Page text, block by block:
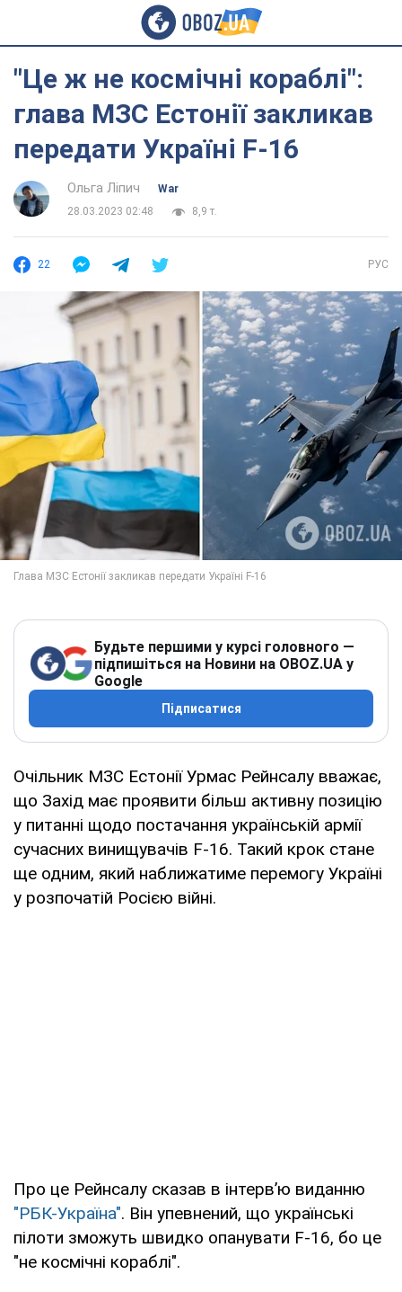
"Це ж не космічні кораблі":
глава МЗС Естонії закликав
передати Україні F-16
Ольга Ліпич
War
28.03.2023 02:48
8,9 т.
22 РУС
Будьте першими у курсі головного —
підпишіться на Новини на OBOZ.UA у
Google
Підписатися
Очільник МЗС Естонії Урмас Рейнсалу вважає,
що Захід має проявити більш активну позицію
у питанні щодо постачання українській армії
сучасних винищувачів F-16. Такий крок стане
ще одним, який наближатиме перемогу Україні
у розпочатій Росією війні.
Про це Рейнсалу сказав в інтерв’ю виданню
"РБК-Україна". Він упевнений, що українські
пілоти зможуть швидко опанувати F-16, бо це
"не космічні кораблі".